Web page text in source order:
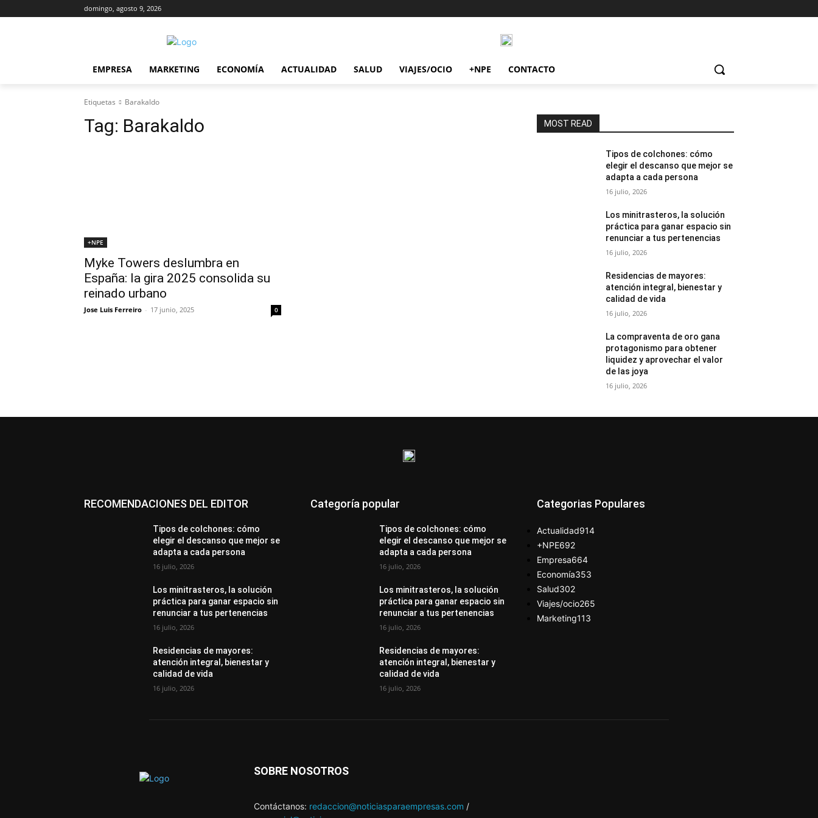
domingo, agosto 9, 2026
EMPRESA MARKETING ECONOMÍA ACTUALIDAD SALUD VIAJES/OCIO +NPE CONTACTO
Etiquetas Barakaldo
Tag: Barakaldo
+NPE
Myke Towers deslumbra en
España: la gira 2025 consolida su
reinado urbano
Jose Luis Ferreiro - 17 junio, 2025 0
MOST READ
Tipos de colchones: cómo
elegir el descanso que mejor se
adapta a cada persona
16 julio, 2026
Los minitrasteros, la solución
práctica para ganar espacio sin
renunciar a tus pertenencias
16 julio, 2026
Residencias de mayores:
atención integral, bienestar y
calidad de vida
16 julio, 2026
La compraventa de oro gana
protagonismo para obtener
liquidez y aprovechar el valor
de las joya
16 julio, 2026
RECOMENDACIONES DEL EDITOR
Tipos de colchones: cómo
elegir el descanso que mejor se
adapta a cada persona
16 julio, 2026
Los minitrasteros, la solución
práctica para ganar espacio sin
renunciar a tus pertenencias
16 julio, 2026
Residencias de mayores:
atención integral, bienestar y
calidad de vida
16 julio, 2026
Categoría popular
Tipos de colchones: cómo
elegir el descanso que mejor se
adapta a cada persona
16 julio, 2026
Los minitrasteros, la solución
práctica para ganar espacio sin
renunciar a tus pertenencias
16 julio, 2026
Residencias de mayores:
atención integral, bienestar y
calidad de vida
16 julio, 2026
Categorias Populares
Actualidad914
+NPE692
Empresa664
Economía353
Salud302
Viajes/ocio265
Marketing113
SOBRE NOSOTROS
Contáctanos: redaccion@noticiasparaempresas.com /